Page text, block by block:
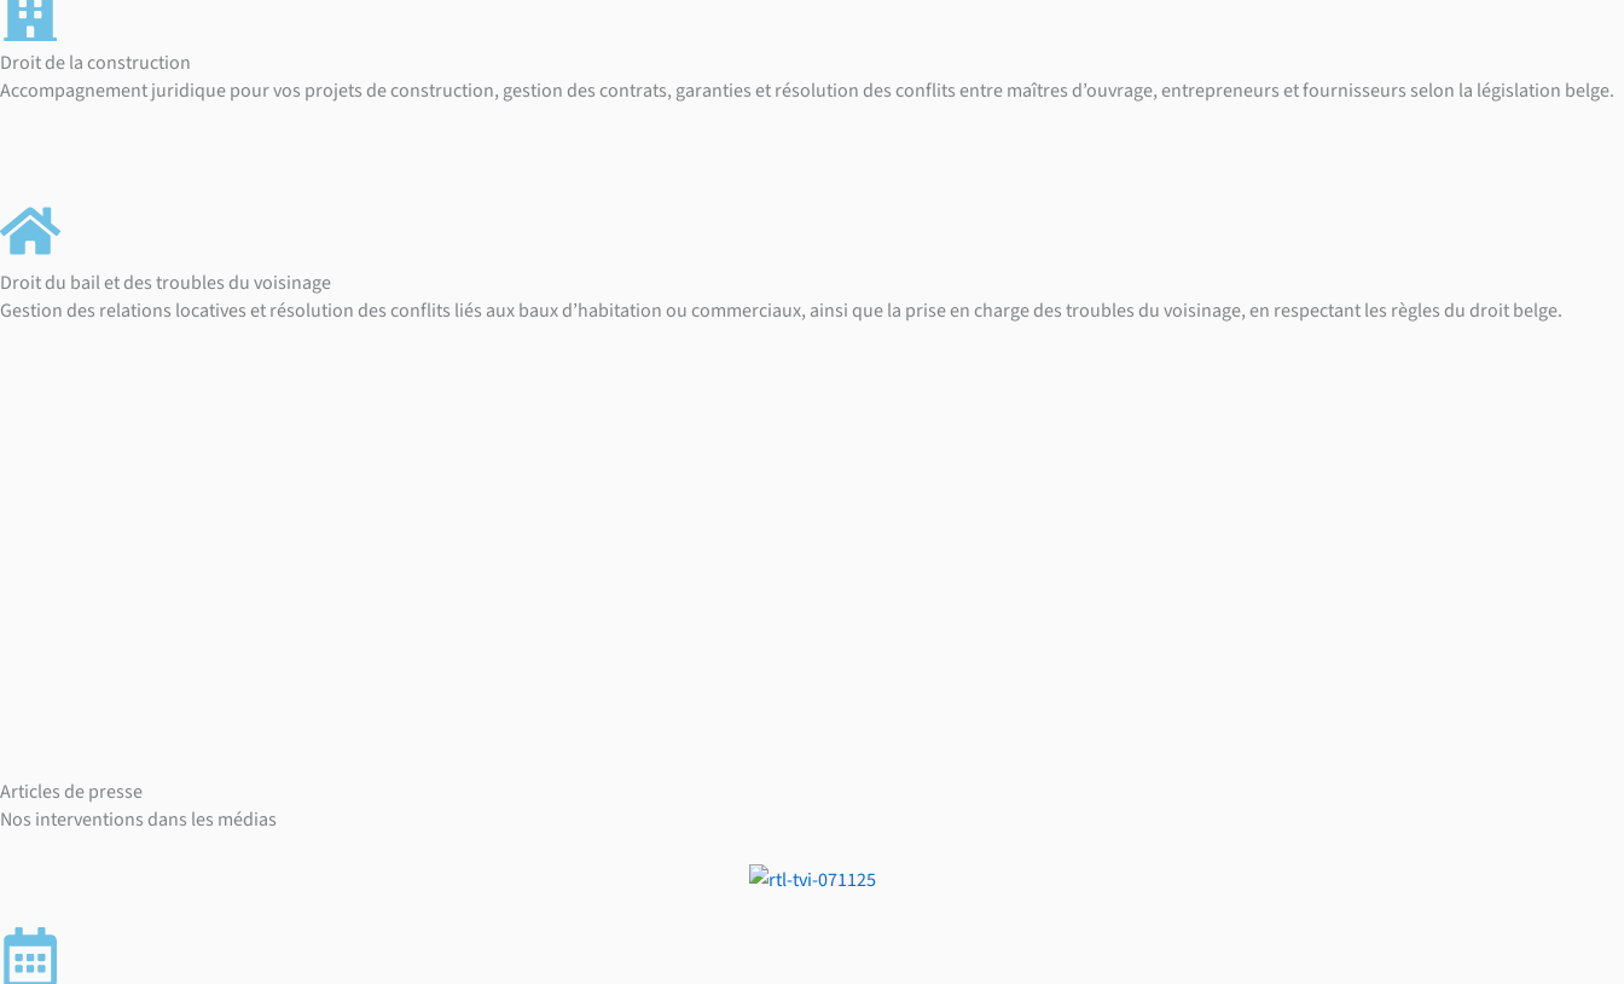
Droit de la construction
Accompagnement juridique pour vos projets de construction, gestion des contrats, garanties et résolution des conflits entre maîtres d’ouvrage, entrepreneurs et fournisseurs selon la législation belge.
Droit du bail et des troubles du voisinage
Gestion des relations locatives et résolution des conflits liés aux baux d’habitation ou commerciaux, ainsi que la prise en charge des troubles du voisinage, en respectant les règles du droit belge.
Articles de presse
Nos interventions dans les médias